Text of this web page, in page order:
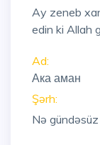
Ay zeneb
edin ki Allah
Ad:
Ака аман
Şərh:
Nə